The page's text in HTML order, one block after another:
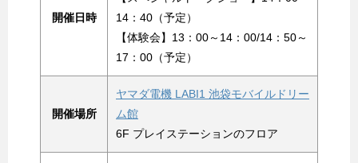
開催日時
14：40（予定）
【体験会】13：00～14：00/14：50～
17：00（予定）
開催場所
ヤマダ電機 LABI1 池袋モバイルドリー
ム館
6F プレイステーションのフロア